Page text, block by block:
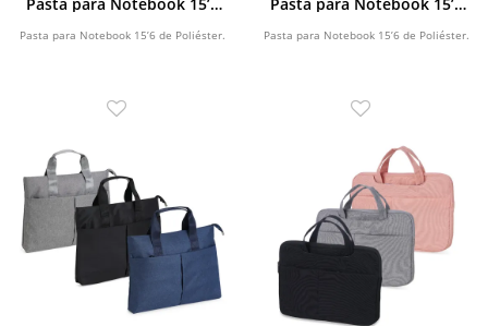
Pasta para Notebook 15’6 de Poliéster. Pasta para Notebook 15’6 de Poliéster.